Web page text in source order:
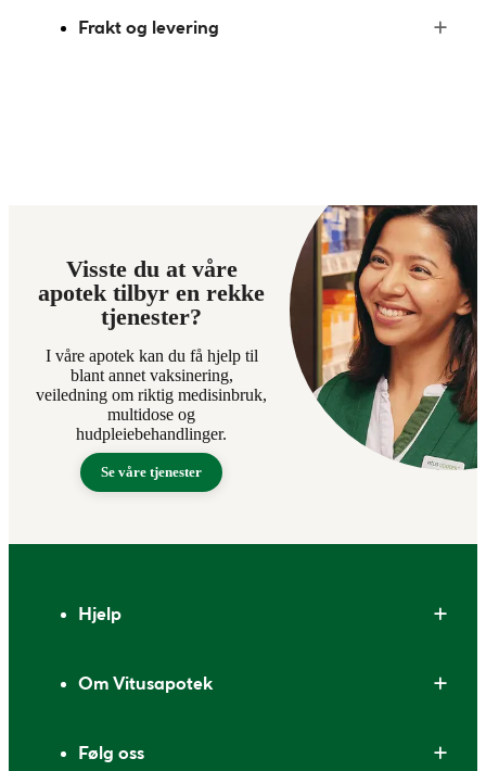
Frakt og levering
Visste du at våre
apotek tilbyr en rekke
tjenester?
I våre apotek kan du få hjelp til
blant annet vaksinering,
veiledning om riktig medisinbruk,
multidose og
hudpleiebehandlinger.
Se våre tjenester
Hjelp
Om Vitusapotek
Følg oss